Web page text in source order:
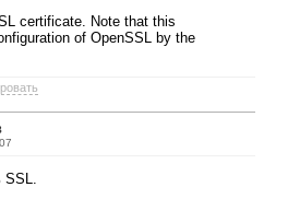
certificate. Note that this
of OpenSSL by the